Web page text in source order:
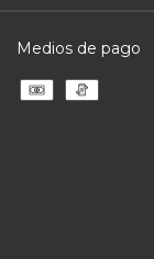
Medios de pago